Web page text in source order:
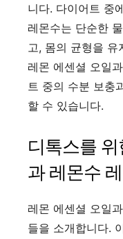
니다. 다이어트 중
레몬수는 단순한
고, 몸의 균형을 유
레몬 에센셜 오일
트 중의 수분 보충
할 수 있습니다.
디톡스를
과 레몬수
레몬 에센셜 오일
들을 소개합니다.